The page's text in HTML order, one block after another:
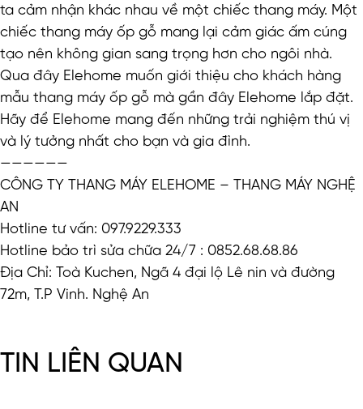
ta cảm nhận khác nhau về một chiếc thang máy. Một
chiếc thang máy ốp gỗ mang lại cảm giác ấm cúng
tạo nên không gian sang trọng hơn cho ngôi nhà.
Qua đây Elehome muốn giới thiệu cho khách hàng
mẫu thang máy ốp gỗ mà gần đây Elehome lắp đặt.
Hãy để Elehome mang đến những trải nghiệm thú vị
và lý tưởng nhất cho bạn và gia đình.
——————
CÔNG TY THANG MÁY ELEHOME – THANG MÁY NGHỆ
AN
Hotline tư vấn: 097.9229.333
Hotline bảo trì sửa chữa 24/7 : 0852.68.68.86
Địa Chỉ: Toà Kuchen, Ngã 4 đại lộ Lê nin và đường
72m, T.P Vinh. Nghệ An
TIN LIÊN QUAN